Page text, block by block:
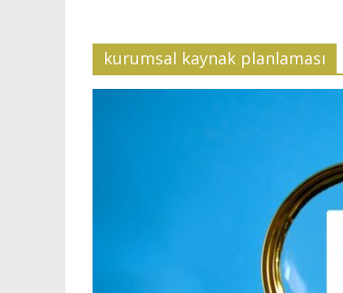
kurumsal kaynak planlaması